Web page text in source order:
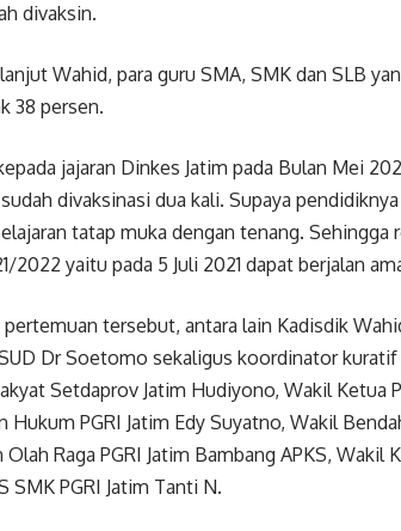
divaksin.
Wahid, para guru SMA, SMK dan SLB
38 persen.
jajaran Dinkes Jatim pada Bulan Mei
divaksinasi dua kali. Supaya
tatap muka dengan tenang. Sehingga
2022 yaitu pada 5 Juli 2021 dapat berjalan
tersebut, antara lain Kadisdik
Dr Soetomo sekaligus koordinator kuratif
Setdaprov Jatim Hudiyono, Wakil Ketua
Hukum PGRI Jatim Edy Suyatno, Wakil
Raga PGRI Jatim Bambang APKS, Wakil
SMK PGRI Jatim Tanti N.